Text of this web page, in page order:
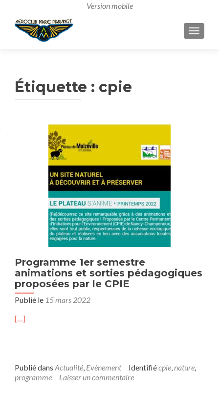
Étiquette : cpie
Programme 1er semestre
animations et sorties pédagogiques
proposées par le CPIE
Publié le 15 mars 2022
[…]
Publié dans Actualité, Evènement Identifiécpie,nature,
programme
Laisser un commentaire